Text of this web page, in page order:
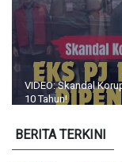
VIDEO: Skandal
10 Tahun!
BERITA TERKINI